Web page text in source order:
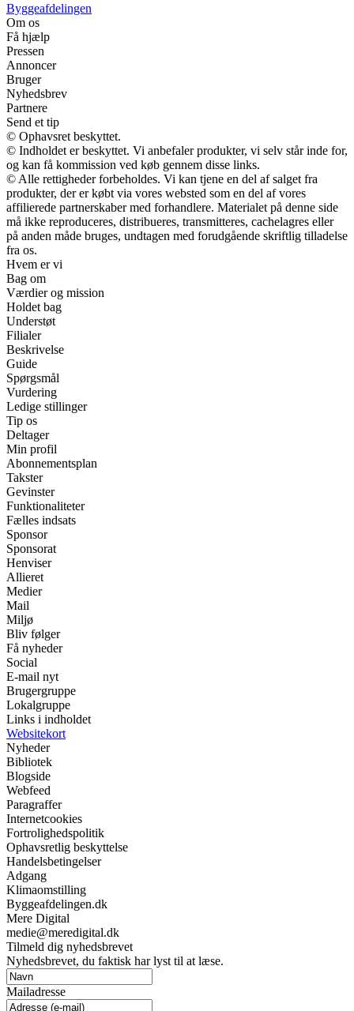
Byggeafdelingen
Om os
Få hjælp
Pressen
Annoncer
Bruger
Nyhedsbrev
Partnere
Send et tip
© Ophavsret beskyttet.
© Indholdet er beskyttet. Vi anbefaler produkter, vi selv står inde for,
og kan få kommission ved køb gennem disse links.
© Alle rettigheder forbeholdes. Vi kan tjene en del af salget fra
produkter, der er købt via vores websted som en del af vores
affilierede partnerskaber med forhandlere. Materialet på denne side
må ikke reproduceres, distribueres, transmitteres, cachelagres eller
på anden måde bruges, undtagen med forudgående skriftlig tilladelse
fra os.
Hvem er vi
Bag om
Værdier og mission
Holdet bag
Understøt
Filialer
Beskrivelse
Guide
Spørgsmål
Vurdering
Ledige stillinger
Tip os
Deltager
Min profil
Abonnementsplan
Takster
Gevinster
Funktionaliteter
Fælles indsats
Sponsor
Sponsorat
Henviser
Allieret
Medier
Mail
Miljø
Bliv følger
Få nyheder
Social
E-mail nyt
Brugergruppe
Lokalgruppe
Links i indholdet
Websitekort
Nyheder
Bibliotek
Blogside
Webfeed
Paragraffer
Internetcookies
Fortrolighedspolitik
Ophavsretlig beskyttelse
Handelsbetingelser
Adgang
Klimaomstilling
Byggeafdelingen.dk
Mere Digital
medie@meredigital.dk
Tilmeld dig nyhedsbrevet
Nyhedsbrevet, du faktisk har lyst til at læse.
Mailadresse